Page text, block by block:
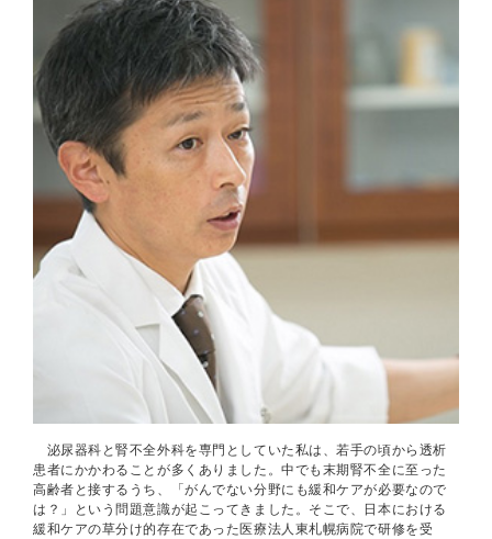
大学医局紹介
泌尿器科と腎不全外科を専門としていた私は、若手の頃から透析
患者にかかわることが多くありました。中でも末期腎不全に至った
高齢者と接するうち、「がんでない分野にも緩和ケアが必要なので
は？」という問題意識が起こってきました。そこで、日本における
緩和ケアの草分け的存在であった医療法人東札幌病院で研修を受